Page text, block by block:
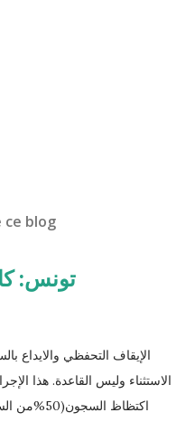
ce blog
تونس:
الإيقاف التحفظي والايداع
الاستثناء وليس القاعدة. هذا
اكتظاظ